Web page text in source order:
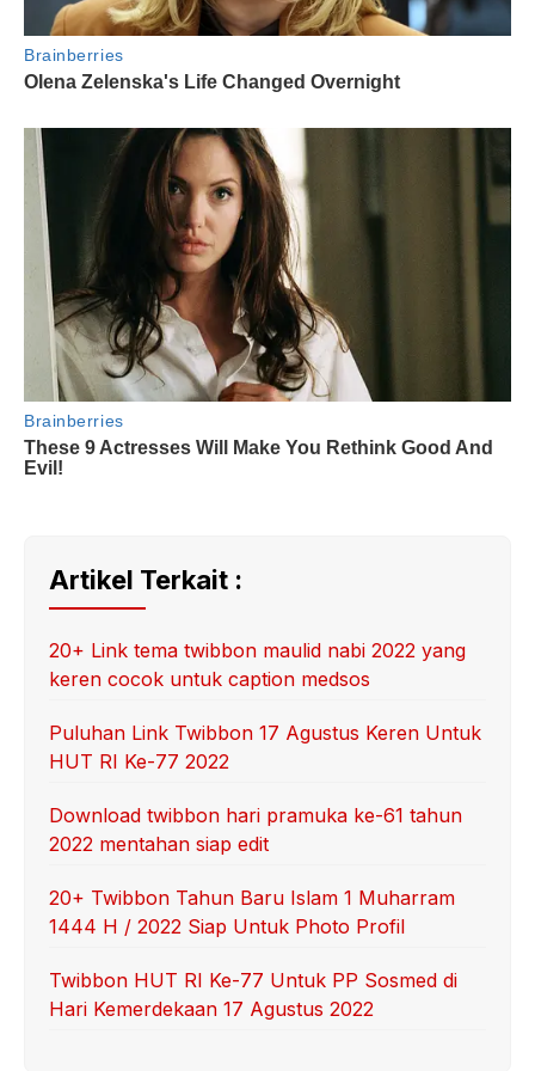
Artikel Terkait :
20+ Link tema twibbon maulid nabi 2022 yang
keren cocok untuk caption medsos
Puluhan Link Twibbon 17 Agustus Keren Untuk
HUT RI Ke-77 2022
Download twibbon hari pramuka ke-61 tahun
2022 mentahan siap edit
20+ Twibbon Tahun Baru Islam 1 Muharram
1444 H / 2022 Siap Untuk Photo Profil
Twibbon HUT RI Ke-77 Untuk PP Sosmed di
Hari Kemerdekaan 17 Agustus 2022